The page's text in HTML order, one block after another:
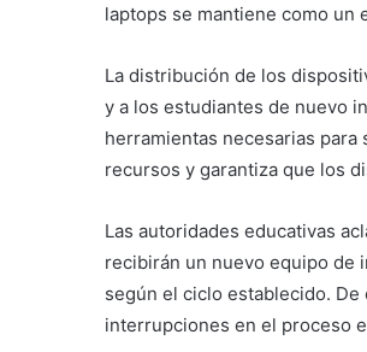
laptops se mantiene como un
La distribución de los
y a los estudiantes de nuevo
herramientas necesarias
recursos y garantiza que los
Las autoridades educativas
recibirán un nuevo equipo de
según el ciclo establecido.
interrupciones en el proceso